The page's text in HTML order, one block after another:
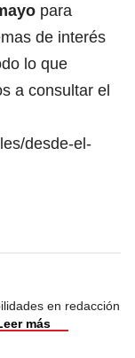
para
de interés
lo que
a consultar el
desde-el-
en redacción
más